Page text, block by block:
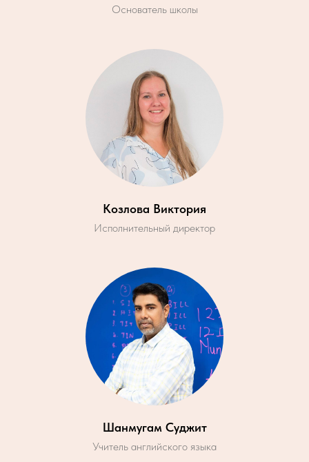
Основатель школы
Козлова Виктория
Исполнительный директор
Шанмугам Суджит
Учитель английского языка